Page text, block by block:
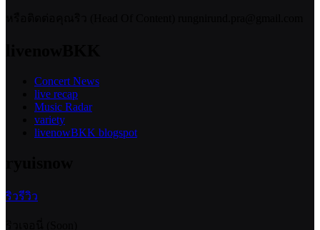
Concert News
live recap
Music Radar
variety
livenowBKK blogspot
ริวรีวิว